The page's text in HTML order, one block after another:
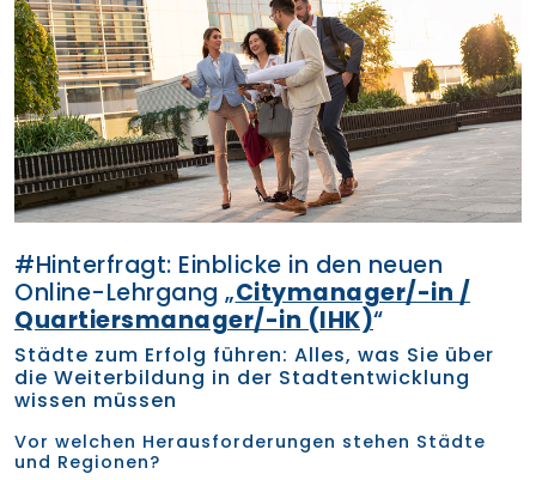
Finden Sie Ihre Weiterbildung
SUCHEN
#Hinterfragt: Einblicke in den neuen
Online-Lehrgang „Citymanager/-in /
Quartiersmanager/-in (IHK)“
Städte zum Erfolg führen: Alles, was Sie über
die Weiterbildung in der Stadtentwicklung
wissen müssen
Vor welchen Herausforderungen stehen Städte
und Regionen?